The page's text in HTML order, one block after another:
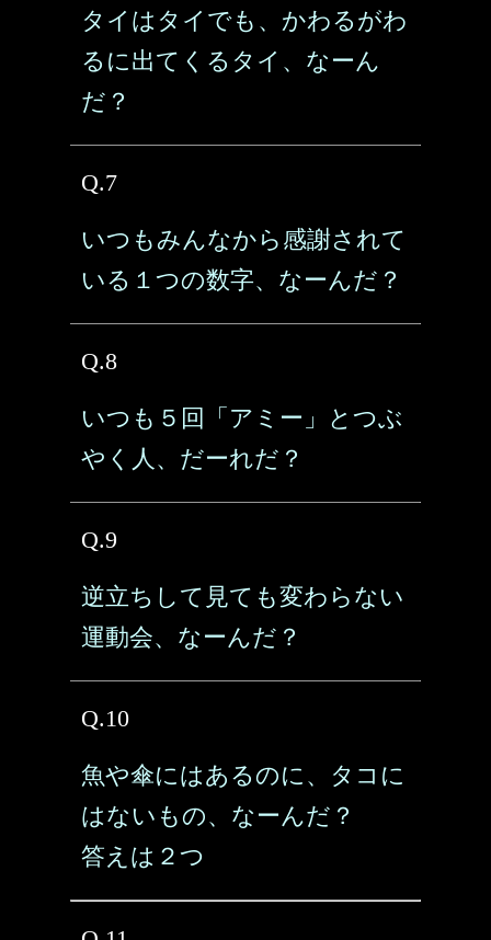
タイはタイでも、かわるがわ
るに出てくるタイ、なーん
だ？
Q.7
いつもみんなから感謝されて
いる１つの数字、なーんだ？
Q.8
いつも５回「アミー」とつぶ
やく人、だーれだ？
Q.9
逆立ちして見ても変わらない
運動会、なーんだ？
Q.10
魚や傘にはあるのに、タコに
はないもの、なーんだ？
答えは２つ